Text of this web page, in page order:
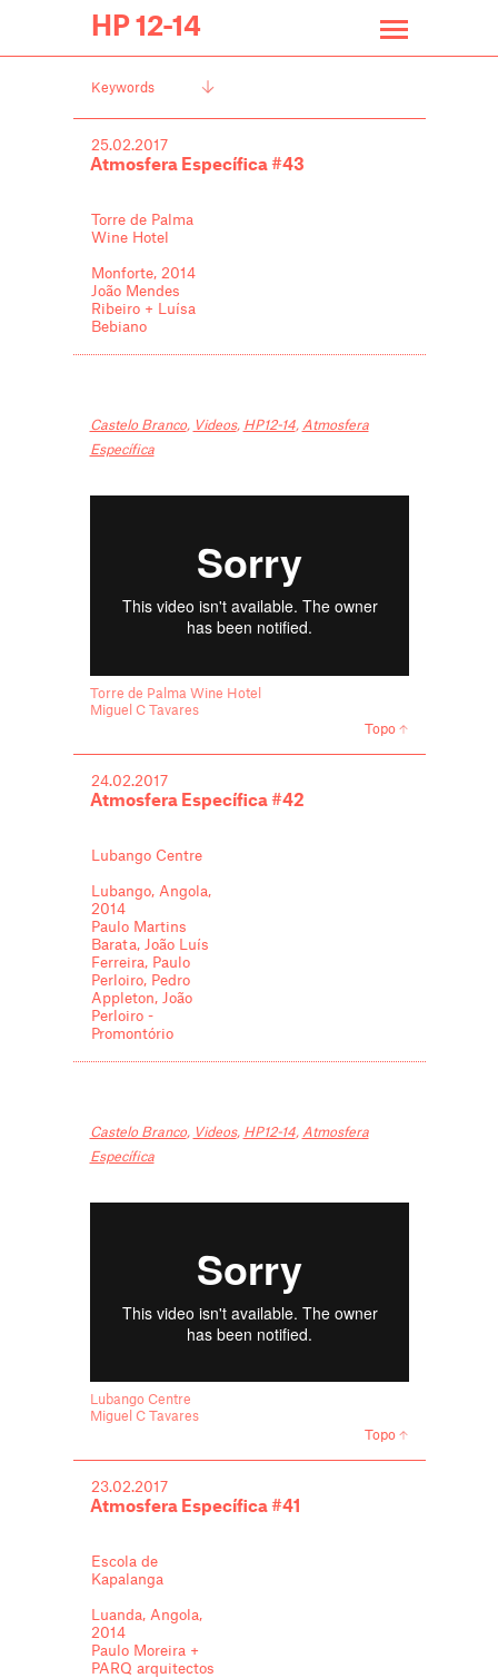
HP 12-14
Keywords
25.02.2017
Atmosfera Específica #43
Torre de Palma
Wine Hotel
Monforte, 2014
João Mendes
Ribeiro + Luísa
Bebiano
Castelo Branco, Videos, HP12-14, Atmosfera
Específica
Torre de Palma Wine Hotel
Miguel C Tavares
Topo
24.02.2017
Atmosfera Específica #42
Lubango Centre
Lubango, Angola,
2014
Paulo Martins
Barata, João Luís
Ferreira, Paulo
Perloiro, Pedro
Appleton, João
Perloiro -
Promontório
Castelo Branco, Videos, HP12-14, Atmosfera
Específica
Lubango Centre
Miguel C Tavares
Topo
23.02.2017
Atmosfera Específica #41
Escola de
Kapalanga
Luanda, Angola,
2014
Paulo Moreira +
PARQ arquitectos